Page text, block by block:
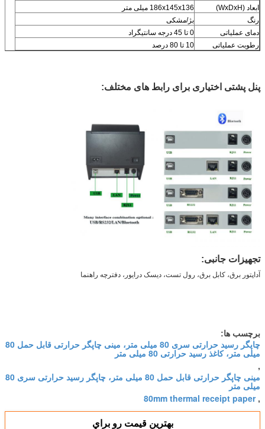
ابعاد (WxDxH)
186x145x136 میلی متر
رنگ
بژ/مشکی
دمای عملیاتی
0 تا 45 درجه سانتیگراد
رطوبت عملیاتی
10 تا 80 درصد
پنل پشتی اختیاری برای رابط های مختلف:
تجهیزات جانبی:
آداپتور برق، کابل برق، رول تست، دیسک درایور، دفترچه راهنما
برچسب ها:
چاپگر رسید حرارتی سری 80 میلی متر، مینی چاپگر حرارتی قابل حمل 80
میلی متر، کاغذ رسید حرارتی 80 میلی متر
,
مینی چاپگر حرارتی قابل حمل 80 میلی متر، چاپگر رسید حرارتی سری 80
میلی متر
,
80mm thermal receipt paper
بهترين قيمت رو براي